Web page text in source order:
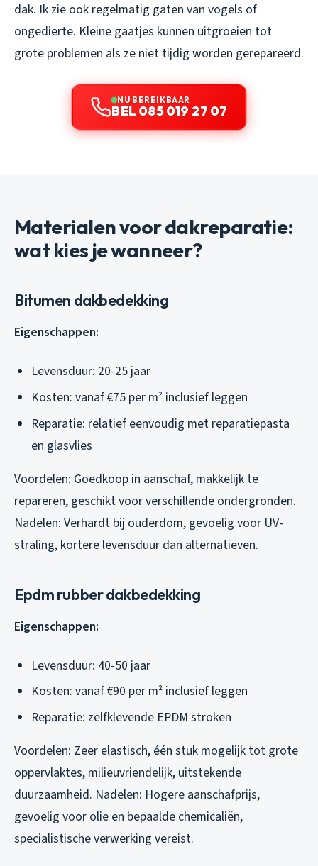
dak. Ik zie ook regelmatig gaten van vogels of
ongedierte. Kleine gaatjes kunnen uitgroeien tot
grote problemen als ze niet tijdig worden gerepareerd.
NU BEREIKBAAR
BEL 085 019 27 07
Materialen voor dakreparatie:
wat kies je wanneer?
Bitumen dakbedekking
Eigenschappen:
Levensduur: 20-25 jaar
Kosten: vanaf €75 per m² inclusief leggen
Reparatie: relatief eenvoudig met reparatiepasta
en glasvlies
Voordelen: Goedkoop in aanschaf, makkelijk te
repareren, geschikt voor verschillende ondergronden.
Nadelen: Verhardt bij ouderdom, gevoelig voor UV-
straling, kortere levensduur dan alternatieven.
Epdm rubber dakbedekking
Eigenschappen:
Levensduur: 40-50 jaar
Kosten: vanaf €90 per m² inclusief leggen
Reparatie: zelfklevende EPDM stroken
Voordelen: Zeer elastisch, één stuk mogelijk tot grote
oppervlaktes, milieuvriendelijk, uitstekende
duurzaamheid. Nadelen: Hogere aanschafprijs,
gevoelig voor olie en bepaalde chemicaliën,
specialistische verwerking vereist.